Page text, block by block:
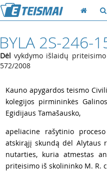
BYLA 2S-246-
Dėl vykdymo išlaidų
572/2008
Kauno apygardos teismo
kolegijos pirmininkės
Egidijaus Tamašausko,
apeliacine rašytinio
atskirąjį skundą dėl Alytaus
nutarties, kuria atmestas
priteisimo iš skolininko M. R.